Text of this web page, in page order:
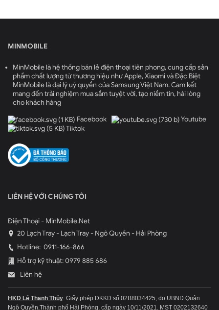
MINMOBILE
MinMobile là hệ thống bán lẻ điện thoại tiên phong, cung cấp sản
phẩm chất lượng từ thương hiệu như Apple, Xiaomi và Đặc Biệt
MinMobile là đại lý uỷ quyền của Samsung Việt Nam. Cam kết
mang đến trải nghiệm mua sắm tuyệt vời, tạo niềm tin, hài lòng
cho khách hàng
Facebook
Youtube
Tiktok
LIÊN HỆ VỚI CHÚNG TÔI
Điện Thoại - MinMobile.Net
20 Lạch Tray - Lạch Tray - Ngô Quyền - Hải Phòng
Hotline: 0911-166-866
Hỗ trợ kỹ thuật: 0979 885 686
Liên hệ
HKD Lê Thanh Thủy: Giấy phép ĐKKD số 02B8034425, do UBND Quận
Ngô Quyền,Thành phố Hải Phòng, cấp ngày 10/11/2021.
MST 0202132640